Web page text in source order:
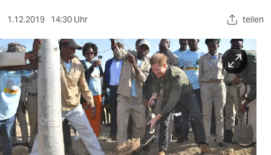
sport
berlin
nord
wahrheit
1.12.2019 14:30 Uhr teilen